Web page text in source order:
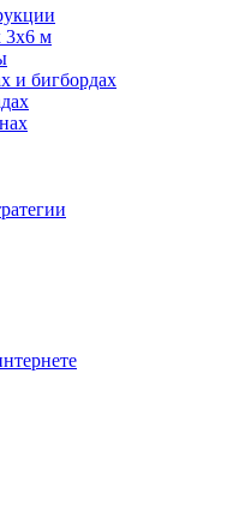
3х6 м
и бигбордах